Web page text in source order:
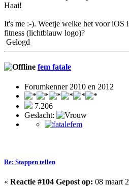
Haai!
It's me :-). Weetje welke het voor iOS
fitness (lichtblauw logo)?
Gelogd
fem fatale
Forumkenner 2010 en 2012
7.206
Geslacht:
Re: Stappen tellen
« Reactie #104 Gepost op: 08 maart